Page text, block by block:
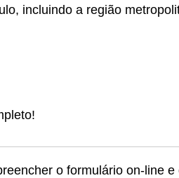
incluindo a região
o formulário on-line